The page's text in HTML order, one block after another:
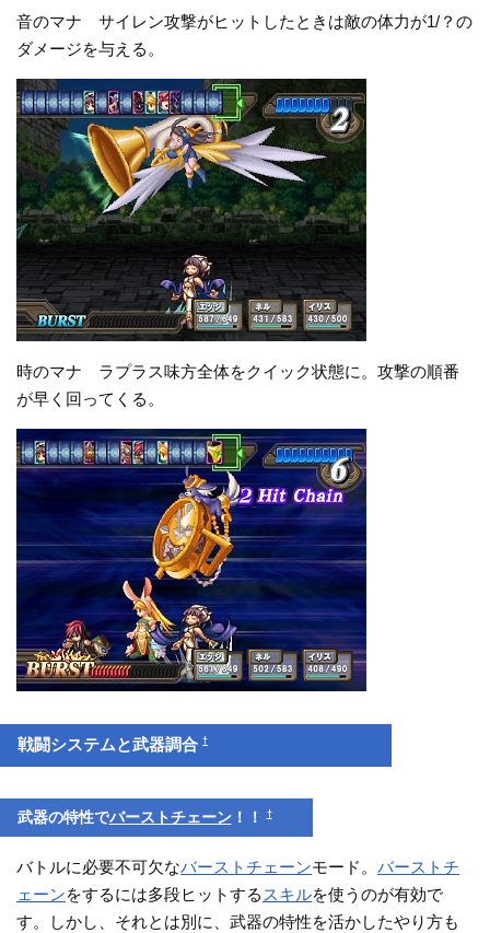
音のマナ サイレン攻撃がヒットしたときは敵の体力が1/？の
ダメージを与える。
時のマナ ラプラス味方全体をクイック状態に。攻撃の順番
が早く回ってくる。
戦闘システムと武器調合†
武器の特性でバーストチェーン！！†
バトルに必要不可欠なバーストチェーンモード。バーストチ
ェーンをするには多段ヒットする スキルを使うのが有効で
す。しかし、それとは別に、武器の特性を活かしたやり方も